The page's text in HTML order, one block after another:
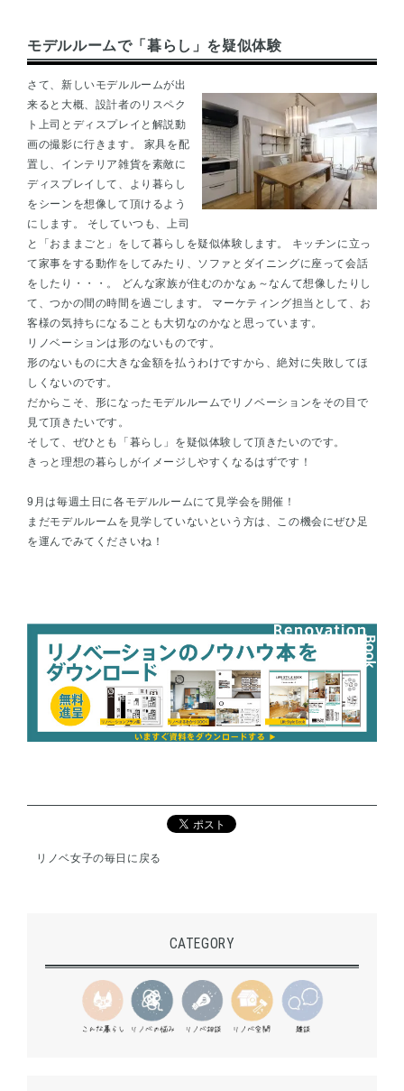
モデルルームで「暮らし」を疑似体験
さて、新しいモデルルームが出
来ると大概、設計者のリスペク
ト上司とディスプレイと解説動
画の撮影に行きます。 家具を配
置し、インテリア雑貨を素敵に
ディスプレイして、より暮らし
をシーンを想像して頂けるよう
にします。 そしていつも、上司
と「おままごと」をして暮らしを疑似体験します。 キッチンに立っ
て家事をする動作をしてみたり、ソファとダイニングに座って会話
をしたり・・・。 どんな家族が住むのかなぁ～なんて想像したりし
て、つかの間の時間を過ごします。 マーケティング担当として、お
客様の気持ちになることも大切なのかなと思っています。
リノベーションは形のないものです。
形のないものに大きな金額を払うわけですから、絶対に失敗してほ
しくないのです。
だからこそ、形になったモデルルームでリノベーションをその目で
見て頂きたいです。
そして、ぜひとも「暮らし」を疑似体験して頂きたいのです。
きっと理想の暮らしがイメージしやすくなるはずです！
9月は毎週土日に各モデルルームにて見学会を開催！
まだモデルルームを見学していないという方は、この機会にぜひ足
を運んでみてくださいね！
リノベ女子の毎日に戻る
CATEGORY